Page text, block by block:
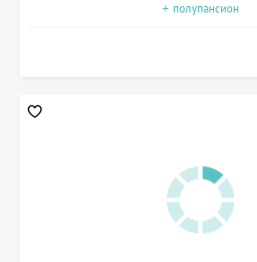
+ полупансион